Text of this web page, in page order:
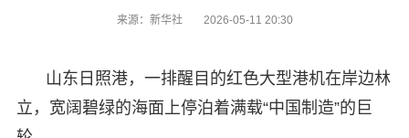
来源：新华社 2026-05-11 20:30
山东日照港，一排醒目的红色大型港机在岸边林
立，宽阔碧绿的海面上停泊着满载“中国制造”的巨